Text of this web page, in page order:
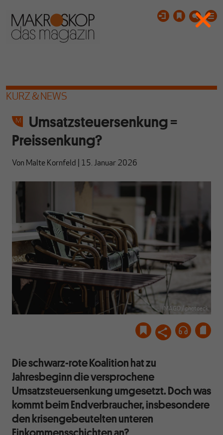
KURZ & NEWS
Umsatzsteuersenkung =
Preissenkung?
Von Malte Kornfeld 15. Januar 2026
IMAGO / photoeck
Die schwarz-rote Koalition hat zu
Jahresbeginn die versprochene
Umsatzsteuersenkung umgesetzt. Doch was
kommt beim Endverbraucher, insbesondere
den krisengebeutelten unteren
Einkommensschichten an?